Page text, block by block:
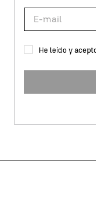
He leído y